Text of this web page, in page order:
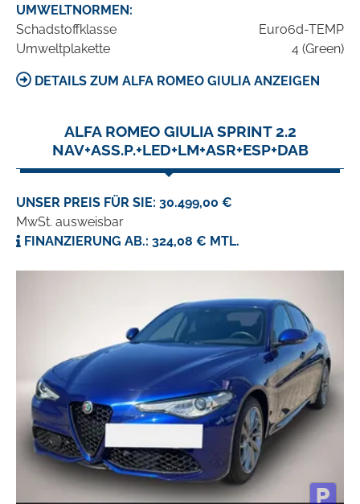
UMWELTNORMEN:
Schadstoffklasse
Euro6d-TEMP
Umweltplakette
4 (Green)
DETAILS ZUM ALFA ROMEO GIULIA ANZEIGEN
ALFA ROMEO GIULIA SPRINT 2.2
NAV+ASS.P.+LED+LM+ASR+ESP+DAB
UNSER PREIS FÜR SIE: 30.499,00 €
MwSt. ausweisbar
FINANZIERUNG AB.: 324,08 € MTL.